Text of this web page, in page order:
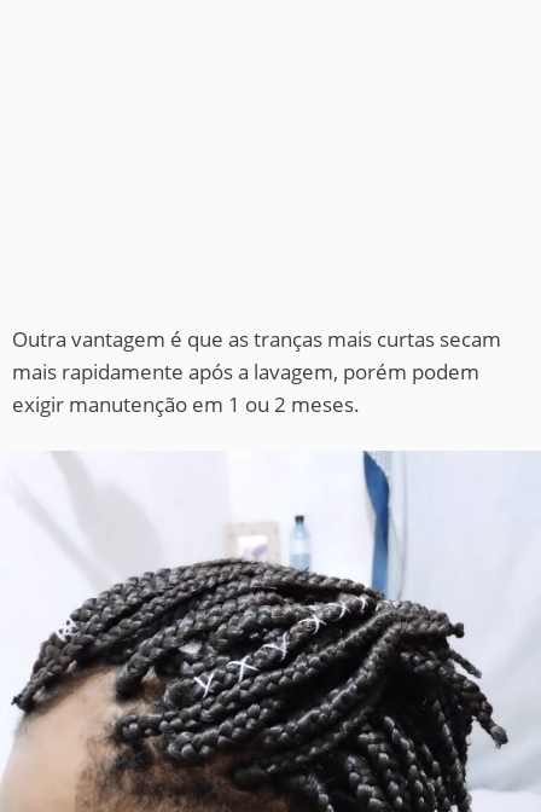
Outra vantagem é que as tranças mais curtas secam
mais rapidamente após a lavagem, porém podem
exigir manutenção em 1 ou 2 meses.